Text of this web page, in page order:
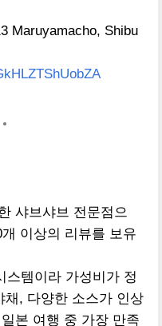
Maruyamacho, Shibu
샤브샤브 전문점으
이상의 리뷰를 보유
스템이라 가성비가 정
채, 다양한 소스가 인상
본 여행 중 가장 만족